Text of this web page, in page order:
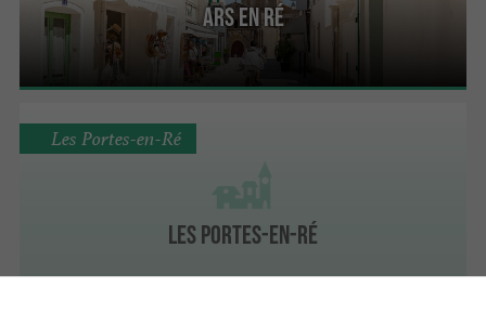
Ars en Ré
Les Portes-en-Ré
Les Portes-en-Ré